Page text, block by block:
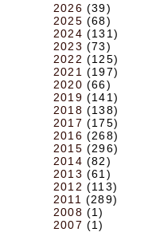
2026 (39)
2025 (68)
2024 (131)
2023 (73)
2022 (125)
2021 (197)
2020 (66)
2019 (141)
2018 (138)
2017 (175)
2016 (268)
2015 (296)
2014 (82)
2013 (61)
2012 (113)
2011 (289)
2008 (1)
2007 (1)